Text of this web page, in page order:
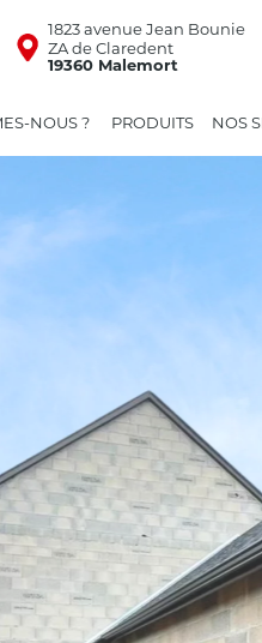
1823 avenue Jean Bounie
ZA de Claredent
19360 Malemort
NOUS ? PRODUITS NOS